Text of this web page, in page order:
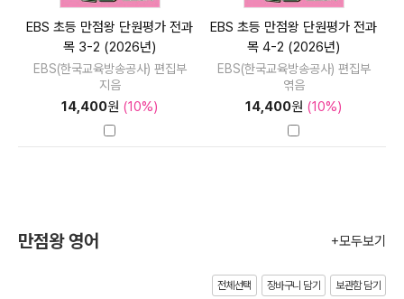
EBS 초등 만점왕 단원평가 전과
목 3-2 (2026년)
EBS(한국교육방송공사) 편집부
지음
14,400원 (10%)
EBS 초등 만점왕 단원평가 전과
목 4-2 (2026년)
EBS(한국교육방송공사) 편집부
엮음
14,400원 (10%)
만점왕 영어 +모두보기
전체선택 장바구니 담기 보관함 담기